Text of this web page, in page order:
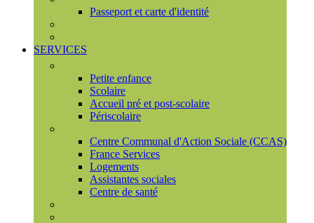
Passeport et carte d'identité
SERVICES
Petite enfance
Scolaire
Accueil pré et post-scolaire
Périscolaire
Centre Communal d'Action Sociale (CCAS)
France Services
Logements
Assistantes sociales
Centre de santé